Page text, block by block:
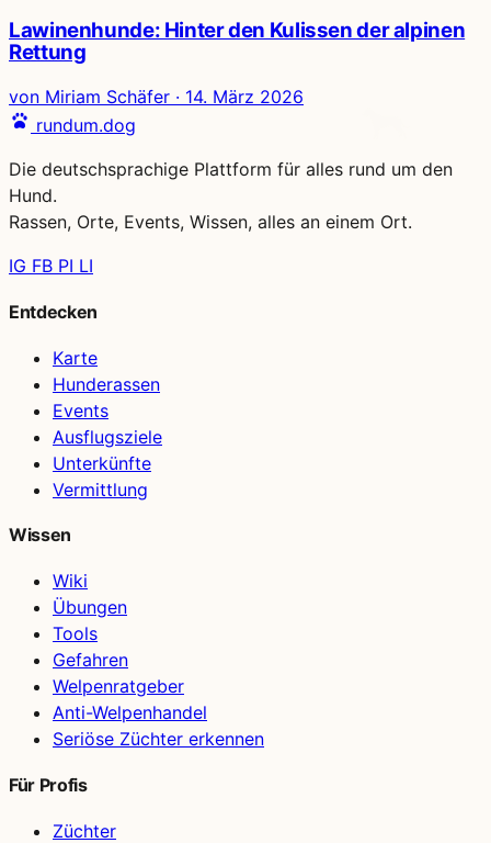
Lawinenhunde: Hinter den Kulissen der alpinen
Rettung
von Miriam Schäfer · 14. März 2026
rundum.dog
Die deutschsprachige Plattform für alles rund um den
Hund.
Rassen, Orte, Events, Wissen, alles an einem Ort.
IG FB PI LI
Entdecken
Karte
Hunderassen
Events
Ausflugsziele
Unterkünfte
Vermittlung
Wissen
Wiki
Übungen
Tools
Gefahren
Welpenratgeber
Anti-Welpenhandel
Seriöse Züchter erkennen
Für Profis
Züchter